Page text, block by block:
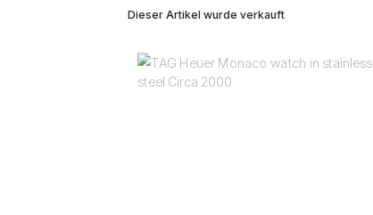
Dieser Artikel wurde verkauft